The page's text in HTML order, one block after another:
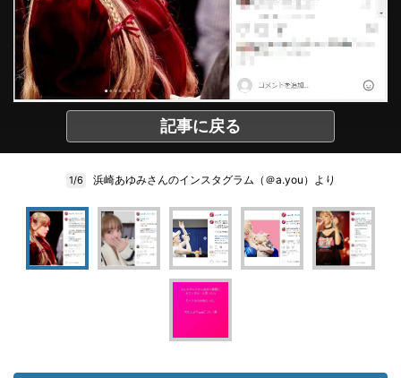
記事に戻る
1/6 浜崎あゆみさんのインスタグラム（＠a.you）より